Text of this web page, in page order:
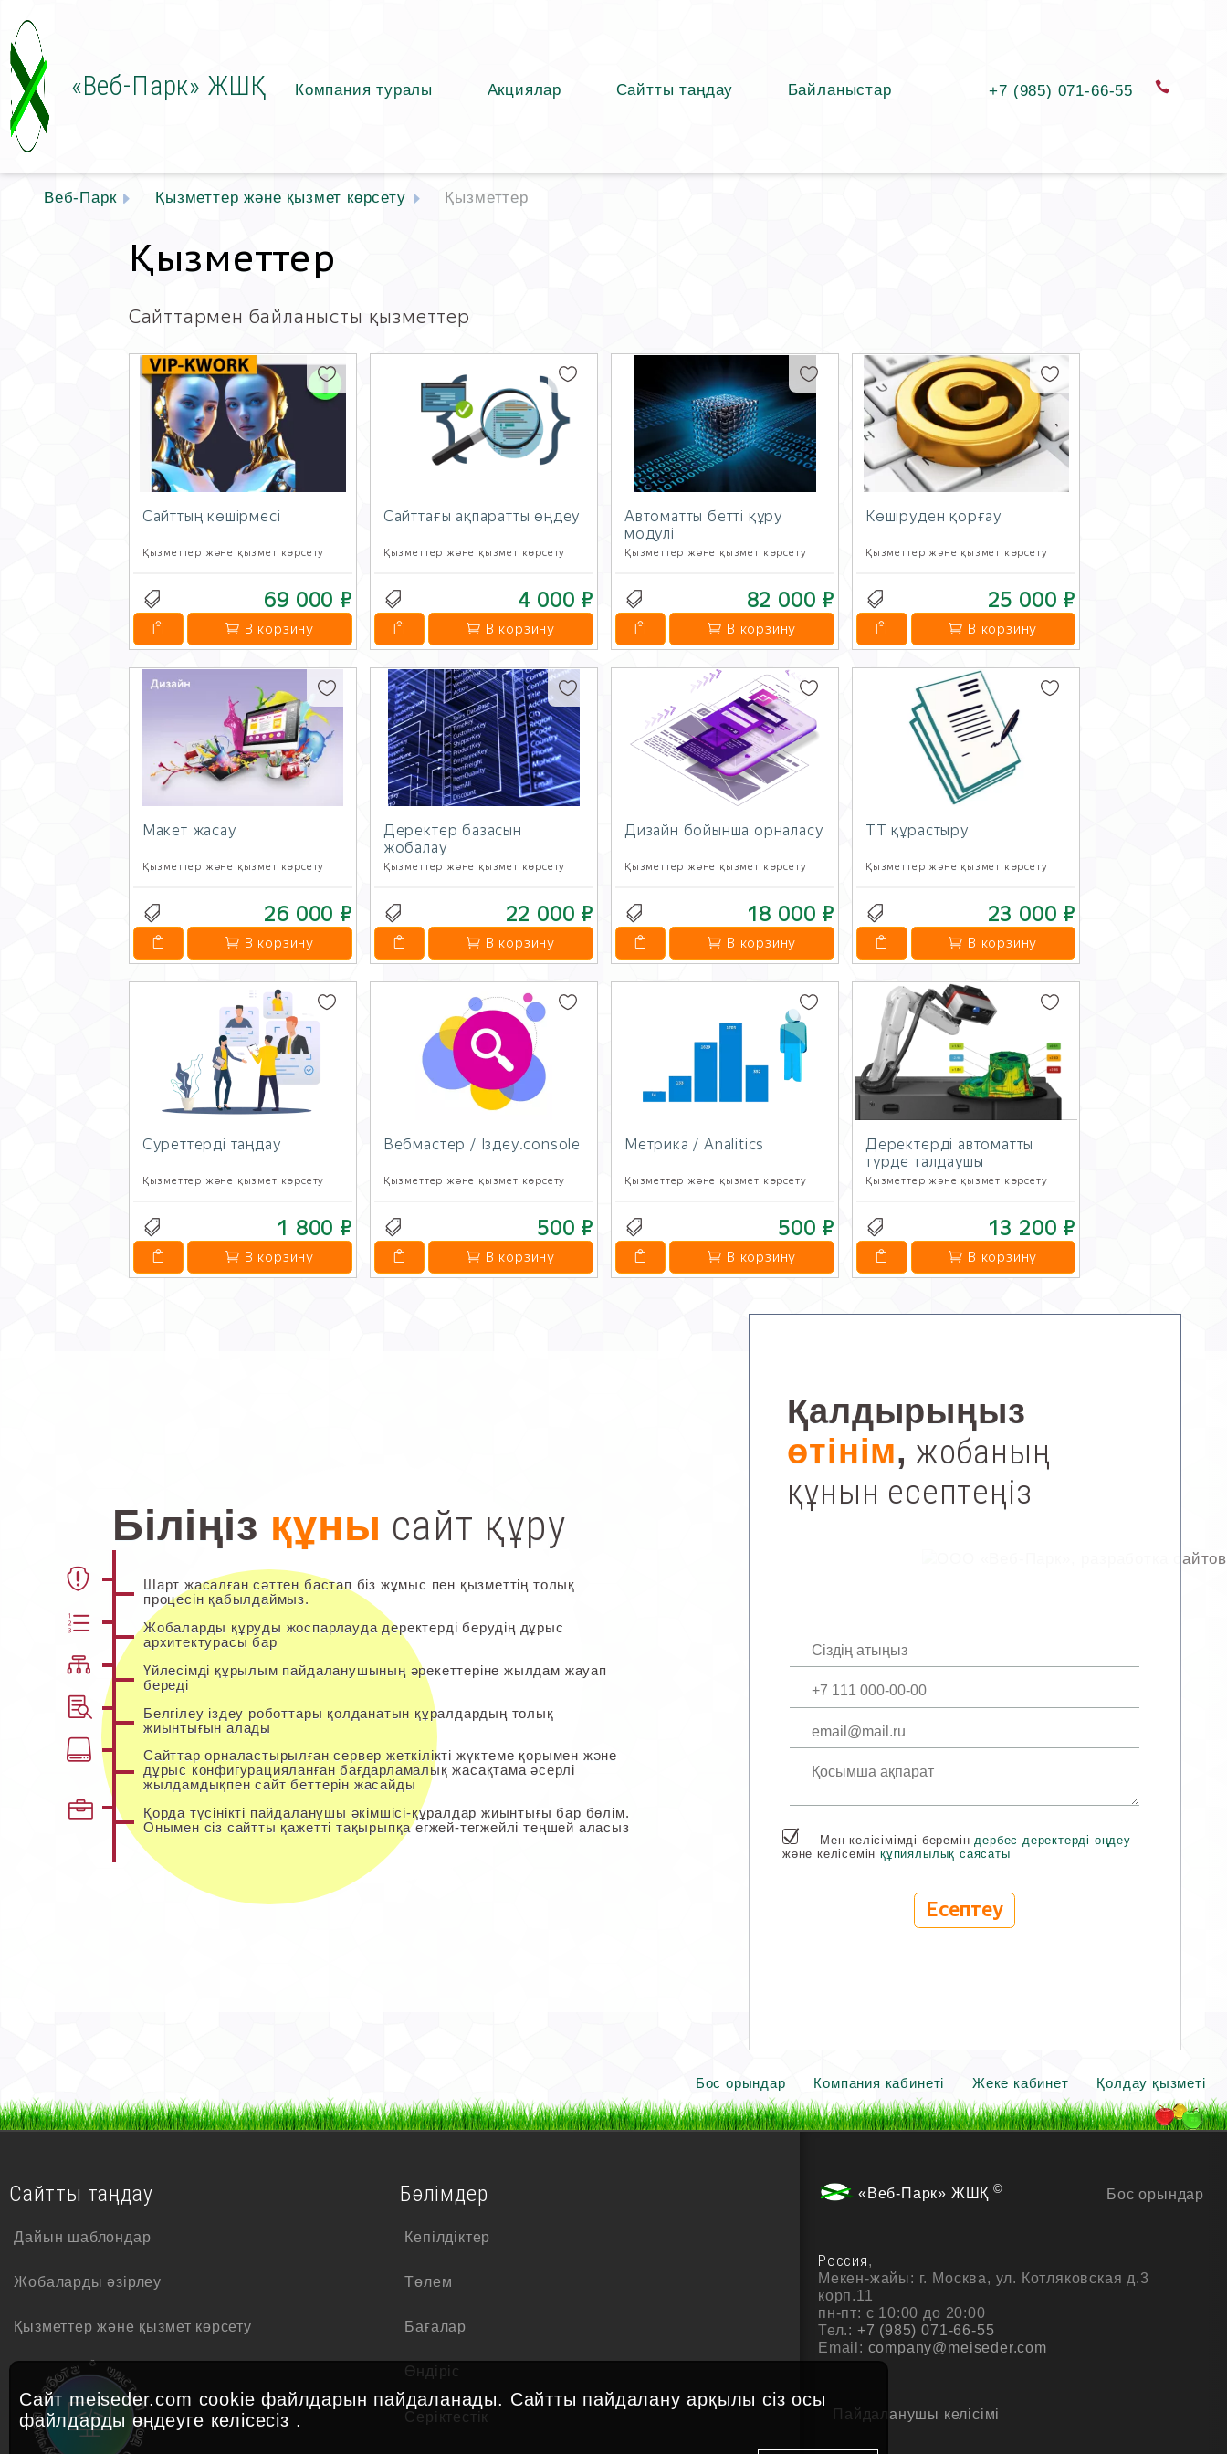
«Веб-Парк» ЖШҚ Компания туралы Акциялар Сайтты таңдау Байланыстар +7 (985) 071-66-55
Веб-Парк Қызметтер және қызмет көрсету Қызметтер
Қызметтер
Сайттармен байланысты қызметтер
Сайттың көшірмесі
Қызметтер және қызмет көрсету
69 000 ₽
В корзину
Сайттағы ақпаратты өңдеу
Қызметтер және қызмет көрсету
4 000 ₽
В корзину
Автоматты бетті құру
модулі
Қызметтер және қызмет көрсету
82 000 ₽
В корзину
Көшіруден қорғау
Қызметтер және қызмет көрсету
25 000 ₽
В корзину
Макет жасау
Қызметтер және қызмет көрсету
26 000 ₽
В корзину
Деректер базасын
жобалау
Қызметтер және қызмет көрсету
22 000 ₽
В корзину
Дизайн бойынша орналасу
Қызметтер және қызмет көрсету
18 000 ₽
В корзину
ТТ құрастыру
Қызметтер және қызмет көрсету
23 000 ₽
В корзину
Суреттерді таңдау
Қызметтер және қызмет көрсету
1 800 ₽
В корзину
Вебмастер / Іздеу.console
Қызметтер және қызмет көрсету
500 ₽
В корзину
Метрика / Analitics
Қызметтер және қызмет көрсету
500 ₽
В корзину
Деректерді автоматты
түрде талдаушы
Қызметтер және қызмет көрсету
13 200 ₽
В корзину
Біліңіз құны сайт құру
Шарт жасалған сәттен бастап біз жұмыс пен қызметтің толық
процесін қабылдаймыз.
Жобаларды құруды жоспарлауда деректерді берудің дұрыс
архитектурасы бар
Үйлесімді құрылым пайдаланушының әрекеттеріне жылдам жауап
береді
Белгілеу іздеу роботтары қолданатын құралдардың толық
жиынтығын алады
Сайттар орналастырылған сервер жеткілікті жүктеме қорымен және
дұрыс конфигурацияланған бағдарламалық жасақтама әсерлі
жылдамдықпен сайт беттерін жасайды
Қорда түсінікті пайдаланушы әкімшісі-құралдар жиынтығы бар бөлім.
Онымен сіз сайтты қажетті тақырыпқа егжей-тегжейлі теңшей аласыз
Қалдырыңыз
өтінім, жобаның
құнын есептеңіз
Мен келісімімді беремін дербес деректерді өңдеу
және келісемінқұпиялылық саясаты
Есептеу
Бос орындар Компания кабинеті Жеке кабинет Қолдау қызметі
Сайтты таңдау
Дайын шаблондар
Жобаларды әзірлеу
Қызметтер және қызмет көрсету
Бөлімдер
Кепілдіктер
Төлем
Бағалар
Өндіріс
Серіктестік
«Веб-Парк» ЖШҚ © Бос орындар
Россия,
Мекен-жайы: г. Москва, ул. Котляковская д.3
корп.11
пн-пт: с 10:00 до 20:00
Тел.: +7 (985) 071-66-55
Email: company@meiseder.com
Пайдаланушы келісімі
Сайт meiseder.com cookie файлдарын пайдаланады. Сайтты пайдалану арқылы сіз осы
файлдардыөңдеуге келісесіз .
н
а
я
р
а
б
о
та * чистый
к
о
д
с